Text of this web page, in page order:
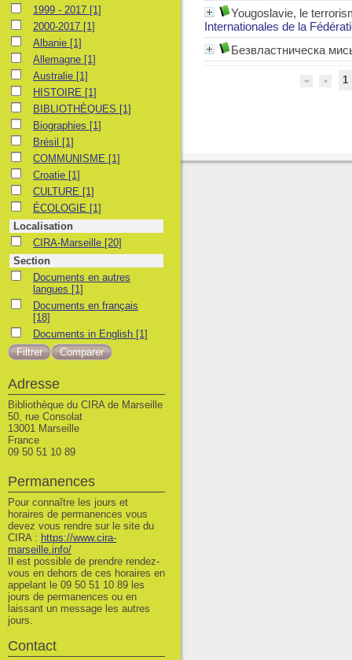
Yougoslavie, le
Internationales de la
Безвластническа
1
1999 - 2017
1999 - 2017 [1]
2000-20172000-2017 [1]
AlbanieAlbanie [1]
AllemagneAllemagne [1]
AustralieAustralie [1]
HISTOIRE
HISTOIRE [1]
BIBLIOTHÈQUES
BIBLIOTHÈQUES [1]
Biographies
Biographies [1]
BrésilBrésil
[1]
COMMUNISME
COMMUNISME [1]
CroatieCroatie [1]
CULTURECULTURE [1]
ÉCOLOGIE
ÉCOLOGIE [1]
Localisation
CIRA-Marseille
CIRA-Marseille [20]
Section
Documents en autres langues
Documents en autres
langues [1]
Documents en français
Documents en français
[18]
Documents in English
Documents in English [1]
Adresse
Bibliothèque du CIRA de Marseille
50, rue Consolat
13001 Marseille
France
09 50 51 10 89
Permanences
Pour connaître les jours et
horaires de permanences vous
devez vous rendre sur le site du
CIRA : https://www.cira-
marseille.info/
Il est possible de prendre rendez-
vous en dehors de ces horaires en
appelant le 09 50 51 10 89 les
jours de permanences ou en
laissant un message les autres
jours.
Contact